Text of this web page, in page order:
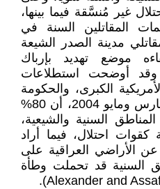
غير مُنسَّقة فيما بينها،
المقاتلين السنة في
مدينة الصدر الشيعة
موضع تهديد بإرباك
أوضحت استطلاعات
الكبرى، والحكومة
الائتلافية المؤقتة أيضاً، في مارس ومايو 2004، أن 80%
السنية والشيعية،
كقوات احتلال، فيما أراد
الأراضي العراقية على
السنية قد تحملت وطأة